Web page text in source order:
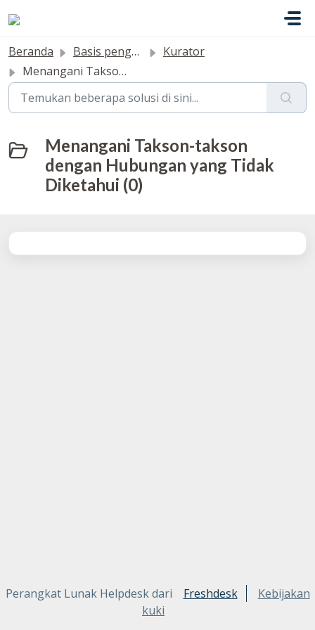
Beranda Basis pengetahuan
Kurator
Menangani Takson-takson dengan Hubungan yang Tidak Diketahui
Menangani Takson-takson
dengan Hubungan yang Tidak
Diketahui (0)
Perangkat Lunak Helpdesk dari Freshdesk
Kebijakan
kuki